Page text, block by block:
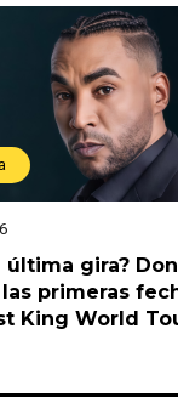
última gira?
primeras
King World